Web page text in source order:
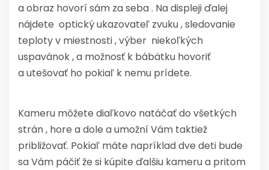
a obraz hovorí sám za seba . Na displeji ďalej
nájdete optický ukazovateľ zvuku , sledovanie
teploty v miestnosti , výber niekoľkých
uspavánok , a možnosť k bábätku hovoriť
a utešovať ho pokiaľ k nemu prídete.
Kameru môžete diaľkovo natáčať do všetkých
strán , hore a dole a umožní Vám taktiež
približovať. Pokiaľ máte napríklad dve deti bude
sa Vám páčiť že si kúpite ďalšiu kameru a pritom